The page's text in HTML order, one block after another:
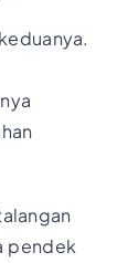
pendek